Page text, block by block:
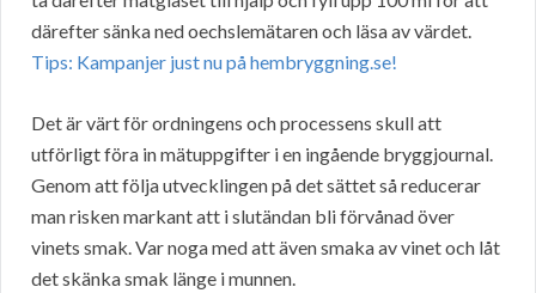
därefter sänka ned oechslemätaren och läsa av värdet.
Tips: Kampanjer just nu på hembryggning.se!
Det är värt för ordningens och processens skull att
utförligt föra in mätuppgifter i en ingående bryggjournal.
Genom att följa utvecklingen på det sättet så reducerar
man risken markant att i slutändan bli förvånad över
vinets smak. Var noga med att även smaka av vinet och låt
det skänka smak länge i munnen.